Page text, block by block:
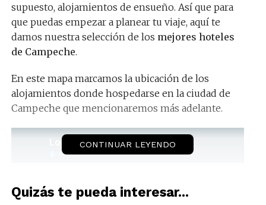
supuesto, alojamientos de ensueño. Así que para
que puedas empezar a planear tu viaje, aquí te
damos nuestra selección de los mejores hoteles
de Campeche.
En este mapa marcamos la ubicación de los
alojamientos donde hospedarse en la ciudad de
Campeche que mencionaremos más adelante.
CONTINUAR LEYENDO
Quizás te pueda interesar...